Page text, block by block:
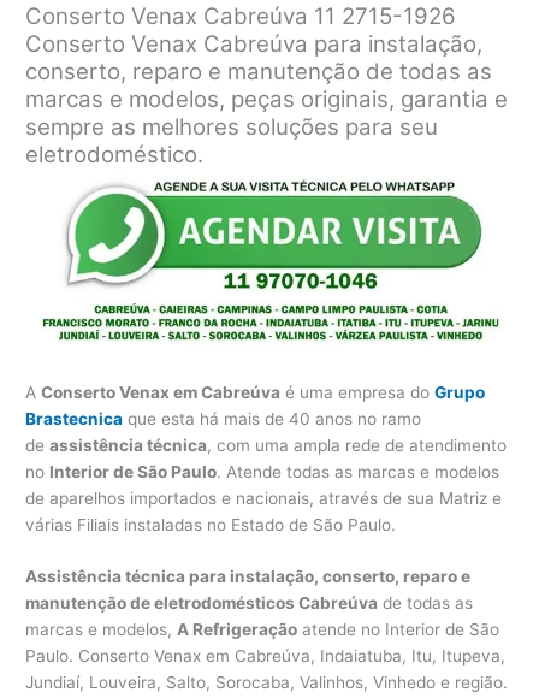
Conserto Venax Cabreúva 11 2715-1926
Conserto Venax Cabreúva para instalação,
conserto, reparo e manutenção de todas as
marcas e modelos, peças originais, garantia e
sempre as melhores soluções para seu
eletrodoméstico.
AConserto Venax em Cabreúva é uma empresa doGrupo
Brastecnica que esta há mais de 40 anos no ramo
deassistência técnica, com uma ampla rede de atendimento
no Interior de São Paulo. Atende todas as marcas e modelos
de aparelhos importados e nacionais, através de sua Matriz e
várias Filiais instaladas no Estado de São Paulo.
Assistência técnica para instalação, conserto, reparo e
manutenção de eletrodomésticos Cabreúva de todas as
marcas e modelos,A Refrigeração atende no Interior de São
Paulo. Conserto Venax em Cabreúva, Indaiatuba, Itu, Itupeva,
Jundiaí, Louveira, Salto, Sorocaba, Valinhos, Vinhedo e região.